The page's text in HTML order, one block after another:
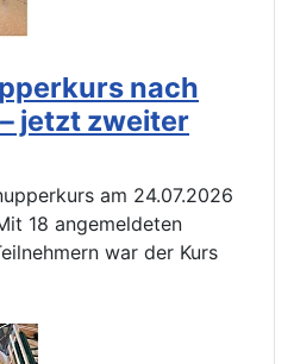
nach
jetzt zweiter
am 24.07.2026
18 angemeldeten
war der Kurs